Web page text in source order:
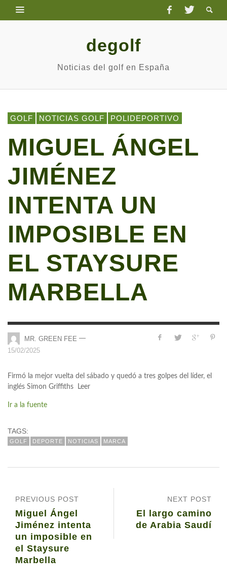
degolf
Noticias del golf en España
GOLF NOTICIAS GOLF POLIDEPORTIVO
MIGUEL ÁNGEL
JIMÉNEZ
INTENTA UN
IMPOSIBLE EN
EL STAYSURE
MARBELLA
MR. GREEN FEE —
15/02/2025
Firmó la mejor vuelta del sábado y quedó a tres golpes del líder, el
inglés Simon Griffiths Leer
Ir a la fuente
TAGS:
GOLF DEPORTE NOTICIAS MARCA
NEXT POST
El largo camino
de Arabia Saudí
PREVIOUS POST
Miguel Ángel
Jiménez intenta
un imposible en
el Staysure
Marbella